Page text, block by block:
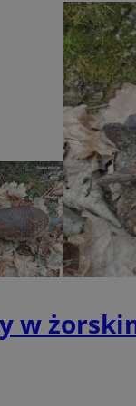
w
SessID
QeSessID
MvSessID
__cf_bm
suid
INGRESSCOOKIE
euds